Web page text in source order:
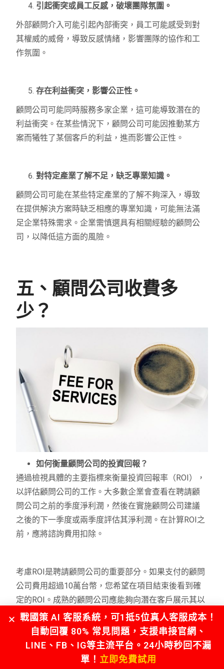
引起衝突或員工反感，破壞團隊氛圍。
外部顧問介入可能引起內部衝突，員工可能感受到對
其權威的威脅，導致反感情緒，影響團隊的協作和工
作氛圍。
存在利益衝突，影響公正性。
顧問公司可能同時服務多家企業，這可能導致潛在的
利益衝突。在某些情況下，顧問公司可能因推動某方
案而犧牲了某個客戶的利益，進而影響公正性。
對特定產業了解不足，缺乏專業知識。
顧問公司可能在某些特定產業的了解不夠深入，導致
在提供解決方案時缺乏相應的專業知識，可能無法滿
足企業特殊需求。企業需慎選具有相關經驗的顧問公
司，以降低這方面的風險。
五、顧問公司收費多
少？
如何衡量顧問公司的投資回報？
通過檢視具體的主要指標來衡量投資回報率（ROI），
以評估顧問公司的工作。大多數企業會查看在聘請顧
問公司之前的季度淨利潤，然後在實施顧問公司建議
之後的下一季度或兩季度評估其淨利潤。在計算ROI之
前，應將諮詢費用扣除。
考慮ROI是聘請顧問公司的重要部分。如果支付的顧問
公司費用超過10萬台幣，您希望在項目結束後看到確
定的ROI。成熟的顧問公司應能夠向潛在客戶展示其以
前的ROI數據。
據預測指數（The Predictive Index）稱，27%的受訪企
業選擇不聘請顧問公司，是因為顧問公司無法展示
戰國策 AI 客服系統，可1抵5位真人客服成本！
自動回覆 80% 常見問題，支援串接官網、
LINE、FB、IG等主流平台。24小時秒回不漏
單！ 立即免費試用